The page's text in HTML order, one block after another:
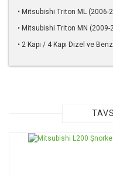
• Mitsubishi Triton ML (2006-
• Mitsubishi Triton MN (2009-
• 2 Kapı / 4 Kapı Dizel ve
Görüş ve önerileriniz için
Ürün resmi kalitesiz,